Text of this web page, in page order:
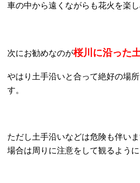
車の中から遠くながらも花火を楽し
次にお勧めなのが桜川に沿った
やはり土手沿いと合って絶好の場
す。
ただし土手沿いなどは危険も伴い
場合は周りに注意をして観るように